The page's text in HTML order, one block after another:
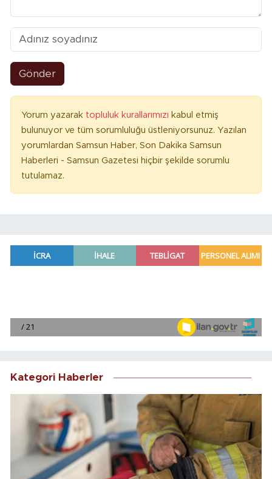
Gönder
Yorum yazarak topluluk kurallarımızı kabul etmiş
bulunuyor ve tüm sorumluluğu üstleniyorsunuz. Yazılan
yorumlardan Samsun Haber, Son Dakika Samsun
Haberleri - Samsun Gazetesi hiçbir şekilde sorumlu
tutulamaz.
Kategori Haberler